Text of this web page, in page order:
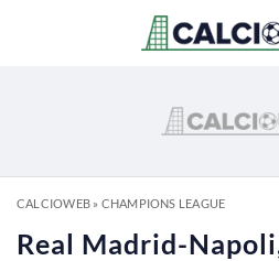
CALCIOWEB» CHAMPIONS LEAGUE
Real Madrid-